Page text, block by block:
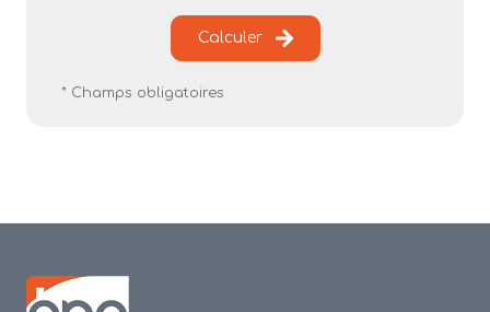
Calculer
* Champs obligatoires